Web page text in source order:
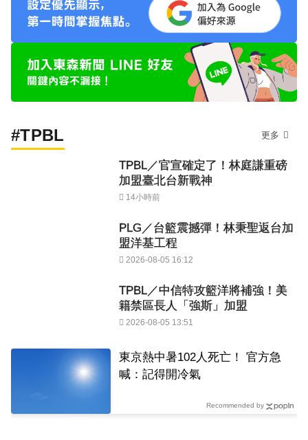
#TPBL 更多
TPBL／官宣確定了！林庭謙重磅
加盟臺北台新戰神
14小時前
PLG／台籃震撼彈！林秉聖返台加
盟洋基工程
2026-08-05 16:12
TPBL／中信特攻籃洋將補強！美
籍禁區長人「強斯」加盟
2026-08-05 13:51
東京熱中暑102人死亡！ 官方急
喊：記得開冷氣
Recommended by